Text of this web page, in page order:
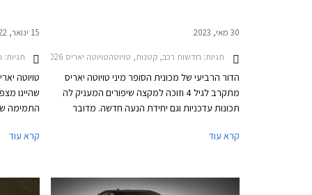
30 מאי, 2023
תגיות: חדשות רכב, קטנות, טויוטהטויוטה יאריס 2020-2026
הדור הרביעי של מכונית הסופר מיני טויוטה יאריס
מתקרב לגיל 4 וזוכה למקצה שיפורים המעניק לה
תכונות עדכניות וגם יחידת הנעה חדשה. מדובר
באירופה. הדור הנוכחי זכה בתואר מכונית השנה
קרא עוד
15 ינואר, 2022
תגיות:
שהיינו
התמימה
קרא עוד